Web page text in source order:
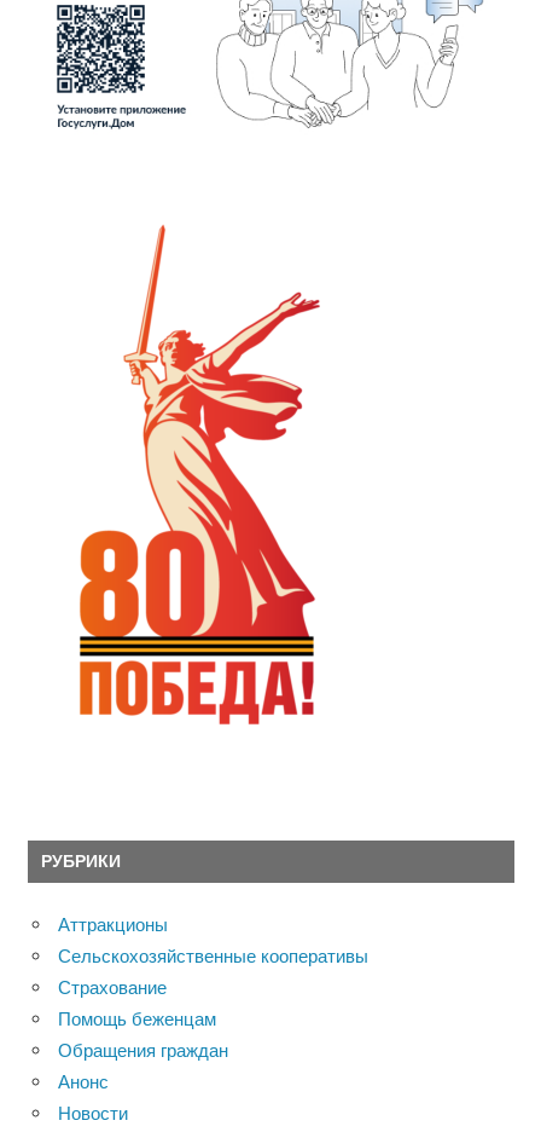
РУБРИКИ
Аттракционы
Сельскохозяйственные кооперативы
Страхование
Помощь беженцам
Обращения граждан
Анонс
Новости